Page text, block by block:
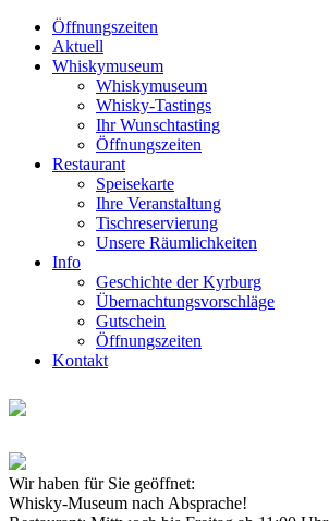
Öffnungszeiten
Aktuell
Whiskymuseum
Whiskymuseum
Whisky-Tastings
Ihr Wunschtasting
Öffnungszeiten
Restaurant
Speisekarte
Ihre Veranstaltung
Tischreservierung
Unsere Räumlichkeiten
Info
Geschichte der Kyrburg
Übernachtungsvorschläge
Gutschein
Öffnungszeiten
Kontakt
Wir haben für Sie geöffnet:
Whisky-Museum nach Absprache!